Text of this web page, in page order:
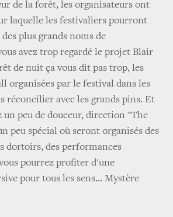
de la forêt, les organisateurs ont
laquelle les festivaliers pourront
plus grands noms de
avez trop regardé le projet Blair
de nuit ça vous dit pas trop, les
organisées par le festival dans les
réconcilier avec les grands pins. Et
un peu de douceur, direction "The
peu spécial où seront organisés des
dortoirs, des performances
pourrez profiter d'une
pour tous les sens... Mystère